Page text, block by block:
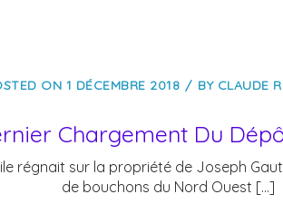
ON 1 DÉCEMBRE 2018 BY CLAUDE
Chargement Du
régnait sur la propriété de Joseph
de bouchons du Nord Ouest […]